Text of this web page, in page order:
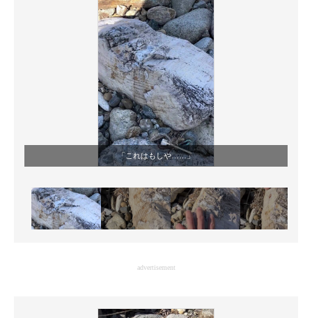
進化するPCとデバイスの未来
好きが集まる 比べて選べる
ビジネスと働き方のヒント
AI活用のいまが分かる
企業ITのトレンドを詳説
マーケ×ITの今がよく分かる
ITエンジニア向け専門サイト
「これはもしや……」
advertisement